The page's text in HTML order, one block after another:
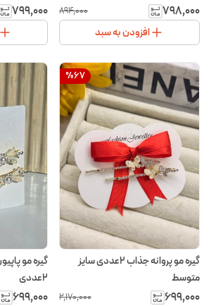
۷۹۸٬۰۰۰ ۸۹۴٬۰۰۰
افزودن به سبد
۷۹۹٬۰۰۰
%67
گیره مو پروانه جذاب ۲عددی سایز
متوسط
۶۹۹٬۰۰۰ ۲٬۱۷۰٬۰۰۰
گیره مو
۲عددی
۶۹۹٬۰۰۰